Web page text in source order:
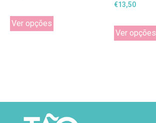
Ver opções
€13,50
Ver opções